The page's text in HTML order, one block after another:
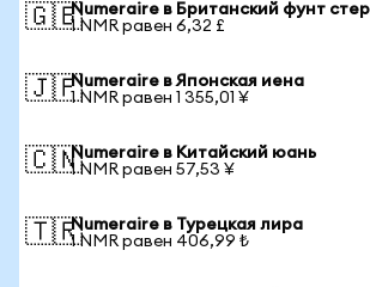
🇬🇧Numeraire в Британский фунт
1 NMR равен 6,32 £
🇯🇵Numeraire в Японская иена
1 NMR равен 1 355,01 ¥
🇨🇳Numeraire в Китайский юань
1 NMR равен 57,53 ¥
🇹🇷Numeraire в Турецкая лира
1 NMR равен 406,99 ₺